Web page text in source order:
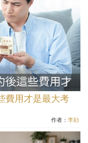
費用才是最大考
作者： 李勛